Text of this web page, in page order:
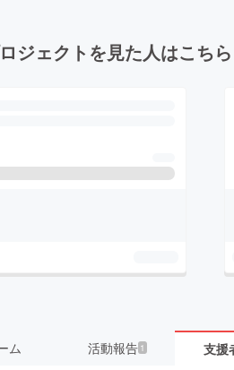
ジェクトを見た人はこち
ム 活動報告 1 支援